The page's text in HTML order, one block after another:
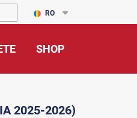
RO
SHOP
2025-2026)